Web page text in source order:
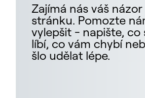
Zajímá nás váš
stránku. Pomozte
vylepšit - napište, co
líbí, co vám chybí
šlo udělat lépe.